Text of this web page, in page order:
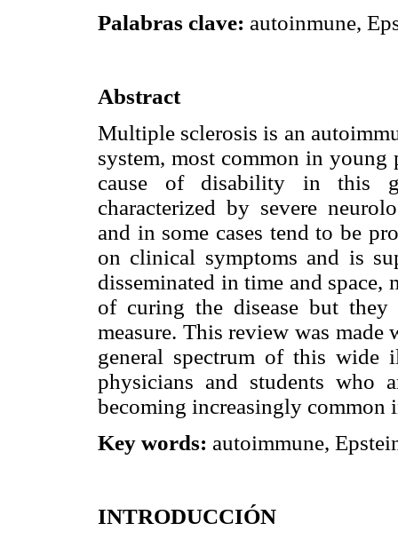
Palabras clave: autoinmune,
Abstract
Multiple sclerosis is an
system, most common in young
cause of disability in this
characterized by severe
and in some cases tend to be
on clinical symptoms and is
disseminated in time and
of curing the disease but they
measure. This review was
general spectrum of this
physicians and students who
becoming increasingly common
Key words: autoimmune,
INTRODUCCIÓN